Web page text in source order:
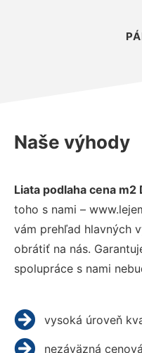
Naše výhody
Liata podlaha cena m2
toho s nami –
vám prehľad hlavných
obrátiť na nás.
spolupráce s nami
vysoká úroveň
nezáväzná